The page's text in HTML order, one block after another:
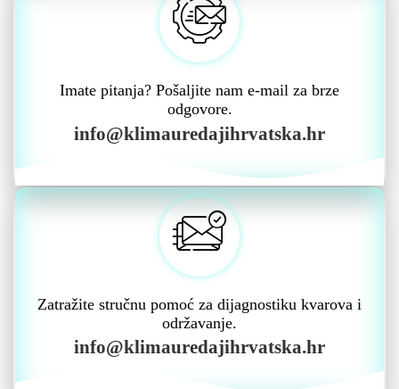
Imate pitanja? Pošaljite nam e-mail za brze
odgovore.
info@klimauredajihrvatska.hr
Zatražite stručnu pomoć za dijagnostiku kvarova i
održavanje.
info@klimauredajihrvatska.hr